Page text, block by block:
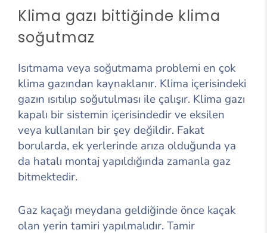
Klima gazı bittiğinde klima
soğutmaz
Isıtmama veya soğutmama problemi en çok
klima gazından kaynaklanır. Klima içerisindeki
gazın ısıtılıp soğutulması ile çalışır. Klima gazı
kapalı bir sistemin içerisindedir ve eksilen
veya kullanılan bir şey değildir. Fakat
borularda, ek yerlerinde arıza olduğunda ya
da hatalı montaj yapıldığında zamanla gaz
bitmektedir.
Gaz kaçağı meydana geldiğinde önce kaçak
olan yerin tamiri yapılmalıdır. Tamir